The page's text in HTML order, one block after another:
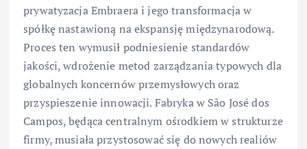
prywatyzacja Embraera i jego transformacja w
spółkę nastawioną na ekspansję międzynarodową.
Proces ten wymusił podniesienie standardów
jakości, wdrożenie metod zarządzania typowych dla
globalnych koncernów przemysłowych oraz
przyspieszenie innowacji. Fabryka w São José dos
Campos, będąca centralnym ośrodkiem w strukturze
firmy, musiała przystosować się do nowych realiów